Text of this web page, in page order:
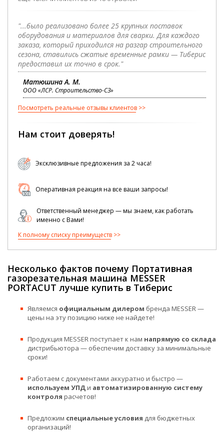
"...было реализовано более 25 крупных поставок
оборудования и материалов для сварки. Для каждого
заказа, который приходился на разгар строительного
сезона, ставились сжатые временные рамки — Тиберис
предоставил их точно в срок."
Матюшина А. М.
ООО «ЛСР. Строительство-СЗ»
Посмотреть реальные отзывы клиентов
Нам стоит доверять!
Эксклюзивные предложения за 2 часа!
Оперативная реакция на все ваши запросы!
Ответственный менеджер — мы знаем, как работать
именно с Вами!
К полному списку преимуществ
Несколько фактов почему Портативная
газорезательная машина MESSER
PORTACUT лучше купить в Тиберис
Являемся официальным дилером бренда MESSER —
цены на эту позицию ниже не найдете!
Продукция MESSER поступает к нам напрямую со склада
дистрибьютора — обеспечим доставку за минимальные
сроки!
Работаем с документами аккуратно и быстро —
используем УПДи автоматизированную систему
контроля расчетов!
Предложим специальные условия для бюджетных
организаций!